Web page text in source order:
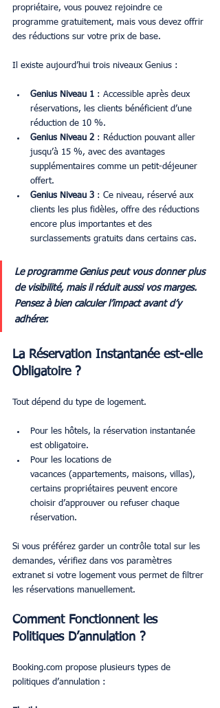
propriétaire, vous pouvez rejoindre ce
programme gratuitement, mais vous devez offrir
des réductions sur votre prix de base.
Il existe aujourd’hui trois niveaux Genius :
Genius Niveau 1 : Accessible après deux
réservations, les clients bénéficient d’une
réduction de 10 %.
Genius Niveau 2 : Réduction pouvant aller
jusqu’à 15 %, avec des avantages
supplémentaires comme un petit-déjeuner
offert.
Genius Niveau 3 : Ce niveau, réservé aux
clients les plus fidèles, offre des réductions
encore plus importantes et des
surclassements gratuits dans certains cas.
Le programme Genius peut vous donner plus
de visibilité, mais il réduit aussi vos marges.
Pensez à bien calculer l’impact avant d’y
adhérer.
La Réservation Instantanée est-elle
Obligatoire ?
Tout dépend du type de logement.
Pour les hôtels, la réservation instantanée
est obligatoire.
Pour les locations de
vacances (appartements, maisons, villas),
certains propriétaires peuvent encore
choisir d’approuver ou refuser chaque
réservation.
Si vous préférez garder un contrôle total sur les
demandes, vérifiez dans vos paramètres
extranet si votre logement vous permet de filtrer
les réservations manuellement.
Comment Fonctionnent les
Politiques D’annulation ?
Booking.com propose plusieurs types de
politiques d’annulation :